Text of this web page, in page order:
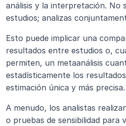
análisis y la interpretación. No
estudios; analizas
Esto puede implicar una
resultados entre estudios o,
permiten, un metaanálisis
estadísticamente los
estimación única y más precisa.
A menudo, los analistas
o pruebas de sensibilidad para